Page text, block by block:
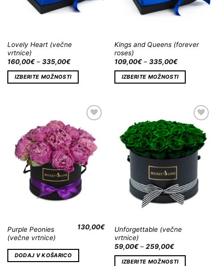
Lovely Heart (večne
vrtnice)
160,00€– 335,00€
IZBERITE MOŽNOSTI
Kings and Queens (forever
roses)
109,00€– 335,00€
IZBERITE MOŽNOSTI
na
Wishlist
Purple Peonies
(večne vrtnice)
130,00€
DODAJ V KOŠARICO
Dodaj
na
Wishlist
Unforgettable (večne
vrtnice)
59,00€– 259,00€
IZBERITE MOŽNOSTI